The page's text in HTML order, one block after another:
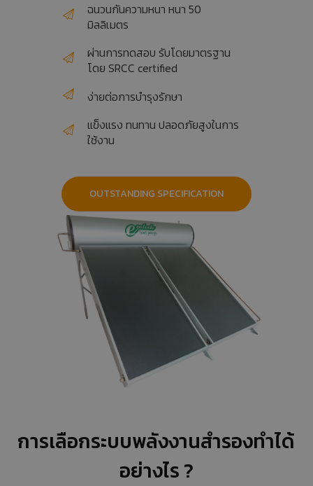
ฉนวนกันความหนา หนา 50
มิลลิเมตร
ผ่านการทดสอบ รับโดยมาตรฐาน
โดย SRCC certified
ง่ายต่อการบำรุงรักษา
แข็งแรง ทนทาน ปลอดภัยสูงในการ
ใช้งาน
OUTSTANDING SPECIFICATION
การเลือกระบบพลังงานสำรองทำได้
อย่างไร ?